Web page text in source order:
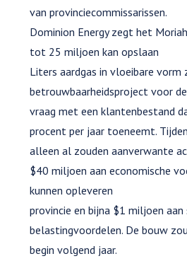
van provinciecommissarissen.
Dominion Energy zegt het
tot 25 miljoen kan opslaan
Liters aardgas in vloeibare vorm
betrouwbaarheidsproject voor
vraag met een klantenbestand
procent per jaar toeneemt.
alleen al zouden aanverwante
$40 miljoen aan economische
kunnen opleveren
provincie en bijna $1 miljoen
belastingvoordelen. De bouw
begin volgend jaar.